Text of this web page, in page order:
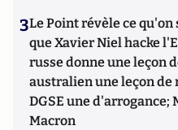
3Le Point révèle ce
que Xavier Niel hacke
russe donne une leçon
australien une leçon de
DGSE une
Macron